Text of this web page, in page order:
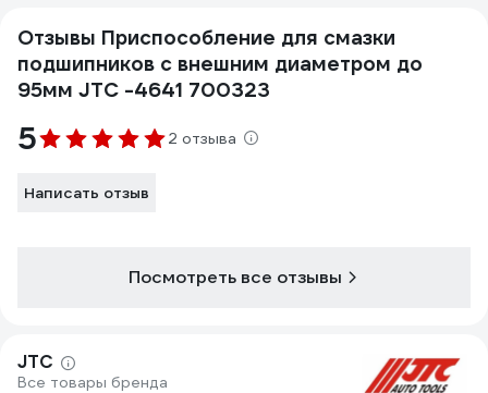
Отзывы Приспособление для смазки
подшипников с внешним диаметром до
95мм JTC -4641 700323
5 2 отзыва
Написать отзыв
Посмотреть все отзывы
JTC
Все товары бренда